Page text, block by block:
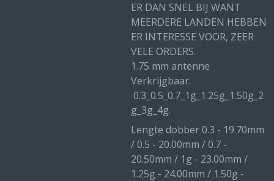
ER DAN SNEL BIJ WANT
MEERDERE LANDEN HEBBEN
ER INTERESSE VOOR, ZEER
VELE ORDERS.
1.75 mm antenne
Verkrijgbaar.
0.3_0.5_0.7_1g_1.25g_1.50g_2
g_3g_4g.
Lengte dobber 0.3 - 19.70mm
/ 0.5 - 20.00mm / 0.7 -
20.50mm / 1g - 23.00mm /
1.25g - 24.00mm / 1.50g -